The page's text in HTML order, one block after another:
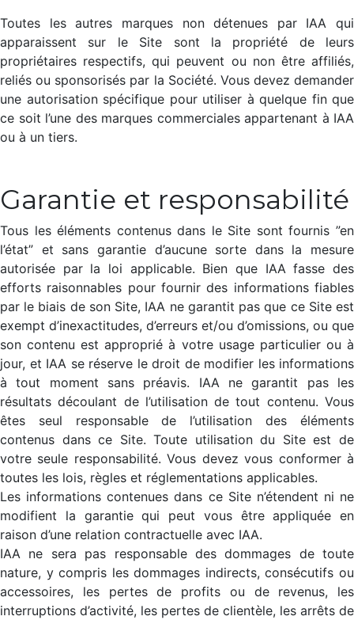
Toutes les autres marques non détenues par IAA qui
apparaissent sur le Site sont la propriété de leurs
propriétaires respectifs, qui peuvent ou non être affiliés,
reliés ou sponsorisés par la Société. Vous devez demander
une autorisation spécifique pour utiliser à quelque fin que
ce soit l’une des marques commerciales appartenant à IAA
ou à un tiers.
Garantie et responsabilité​
Tous les éléments contenus dans le Site sont fournis ”en
l’état” et sans garantie d’aucune sorte dans la mesure
autorisée par la loi applicable. Bien que IAA fasse des
efforts raisonnables pour fournir des informations fiables
par le biais de son Site, IAA ne garantit pas que ce Site est
exempt d’inexactitudes, d’erreurs et/ou d’omissions, ou que
son contenu est approprié à votre usage particulier ou à
jour, et IAA se réserve le droit de modifier les informations
à tout moment sans préavis. IAA ne garantit pas les
résultats découlant de l’utilisation de tout contenu. Vous
êtes seul responsable de l’utilisation des éléments
contenus dans ce Site. Toute utilisation du Site est de
votre seule responsabilité. Vous devez vous conformer à
toutes les lois, règles et réglementations applicables.
Les informations contenues dans ce Site n’étendent ni ne
modifient la garantie qui peut vous être appliquée en
raison d’une relation contractuelle avec IAA.
IAA ne sera pas responsable des dommages de toute
nature, y compris les dommages indirects, consécutifs ou
accessoires, les pertes de profits ou de revenus, les
interruptions d’activité, les pertes de clientèle, les arrêts de